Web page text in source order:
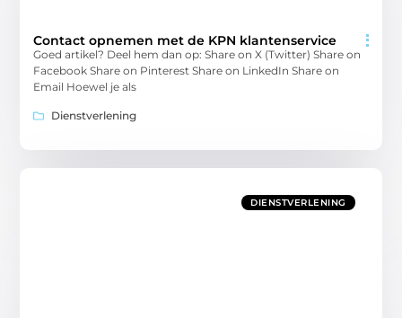
Contact opnemen met de KPN klantenservice
Goed artikel? Deel hem dan op: Share on X (Twitter) Share on
Facebook Share on Pinterest Share on LinkedIn Share on
Email Hoewel je als
Dienstverlening
DIENSTVERLENING